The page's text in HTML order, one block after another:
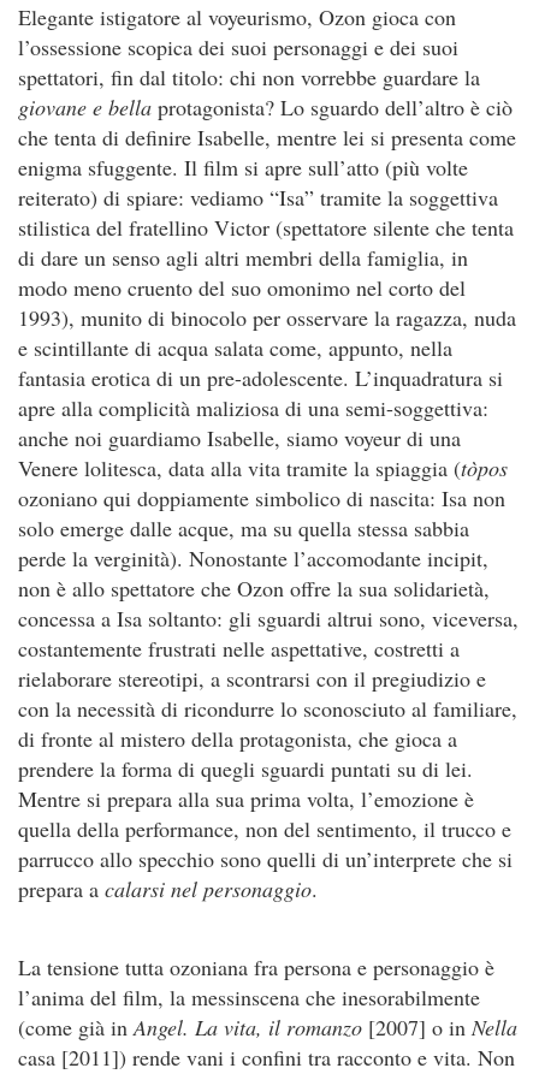
Elegante istigatore al voyeurismo, Ozon gioca con
l’ossessione scopica dei suoi personaggi e dei suoi
spettatori, fin dal titolo: chi non vorrebbe guardare la
giovane e bella protagonista? Lo sguardo dell’altro è ciò
che tenta di definire Isabelle, mentre lei si presenta come
enigma sfuggente. Il film si apre sull’atto (più volte
reiterato) di spiare: vediamo “Isa” tramite la soggettiva
stilistica del fratellino Victor (spettatore silente che tenta
di dare un senso agli altri membri della famiglia, in
modo meno cruento del suo omonimo nel corto del
1993), munito di binocolo per osservare la ragazza, nuda
e scintillante di acqua salata come, appunto, nella
fantasia erotica di un pre-adolescente. L’inquadratura si
apre alla complicità maliziosa di una semi-soggettiva:
anche noi guardiamo Isabelle, siamo voyeur di una
Venere lolitesca, data alla vita tramite la spiaggia (tòpos
ozoniano qui doppiamente simbolico di nascita: Isa non
solo emerge dalle acque, ma su quella stessa sabbia
perde la verginità). Nonostante l’accomodante incipit,
non è allo spettatore che Ozon offre la sua solidarietà,
concessa a Isa soltanto: gli sguardi altrui sono, viceversa,
costantemente frustrati nelle aspettative, costretti a
rielaborare stereotipi, a scontrarsi con il pregiudizio e
con la necessità di ricondurre lo sconosciuto al familiare,
di fronte al mistero della protagonista, che gioca a
prendere la forma di quegli sguardi puntati su di lei.
Mentre si prepara alla sua prima volta, l’emozione è
quella della performance, non del sentimento, il trucco e
parrucco allo specchio sono quelli di un’interprete che si
prepara a calarsi nel personaggio.
La tensione tutta ozoniana fra persona e personaggio è
l’anima del film, la messinscena che inesorabilmente
(come già inAngel. La vita, il romanzo [2007] o inNella
casa [2011]) rende vani i confini tra racconto e vita. Non